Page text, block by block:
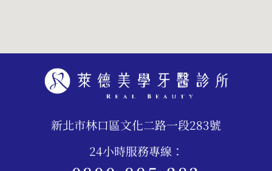
新北市林口區文化二路一段283號
24小時服務專線：